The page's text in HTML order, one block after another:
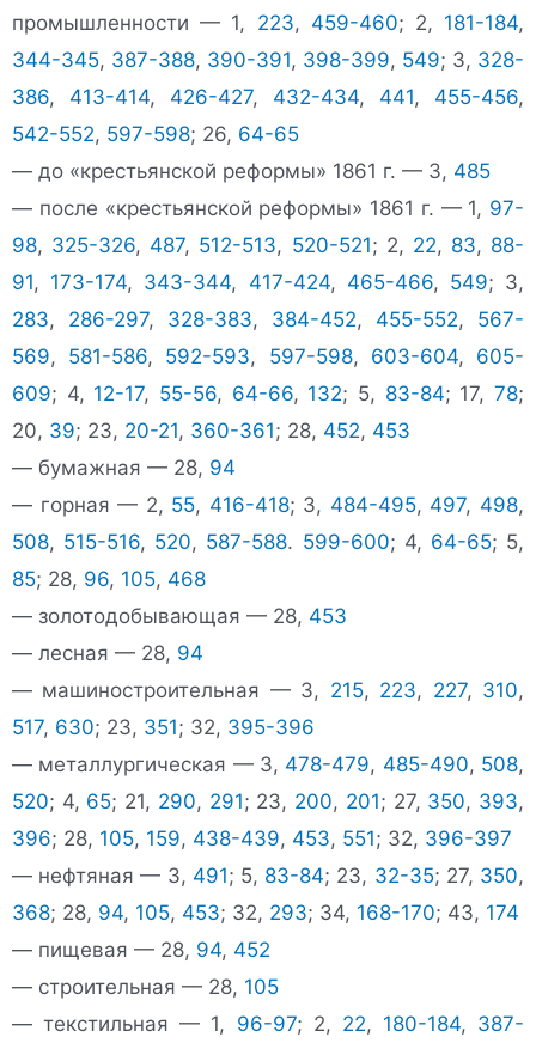
промышленности — 1, 223, 459-460; 2, 181-184,
344-345, 387-388, 390-391, 398-399, 549; 3, 328-
386, 413-414, 426-427, 432-434, 441, 455-456,
542-552, 597-598; 26, 64-65
— до «крестьянской реформы» 1861 г. — 3, 485
— после «крестьянской реформы» 1861 г. — 1, 97-
98, 325-326, 487, 512-513, 520-521; 2, 22, 83, 88-
91, 173-174, 343-344, 417-424, 465-466, 549; 3,
283, 286-297, 328-383, 384-452, 455-552, 567-
569, 581-586, 592-593, 597-598, 603-604, 605-
609; 4, 12-17, 55-56, 64-66, 132; 5, 83-84; 17,78;
20, 39; 23, 20-21, 360-361; 28, 452, 453
— бумажная — 28, 94
— горная — 2, 55, 416-418; 3, 484-495, 497, 498,
508, 515-516, 520, 587-588. 599-600; 4, 64-65; 5,
85; 28, 96, 105, 468
— золотодобывающая — 28, 453
— лесная — 28, 94
— машиностроительная — 3, 215, 223, 227, 310,
517, 630; 23, 351; 32, 395-396
— металлургическая — 3, 478-479, 485-490, 508,
520; 4, 65; 21, 290, 291; 23, 200, 201; 27, 350, 393,
396; 28, 105, 159, 438-439, 453, 551; 32, 396-397
— нефтяная — 3, 491; 5, 83-84; 23, 32-35; 27, 350,
368; 28, 94, 105, 453; 32, 293; 34, 168-170; 43, 174
— пищевая — 28, 94, 452
— строительная — 28, 105
— текстильная — 1, 96-97; 2, 22, 180-184, 387-